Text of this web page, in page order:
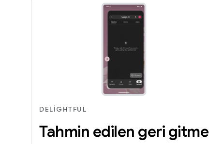
DELIGHTFUL
Tahmin edilen geri gitme